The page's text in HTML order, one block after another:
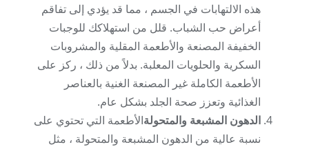
هذه الالتهابات في الجسم ، مما قد يؤدي إلى تفاقم
أعراض حب الشباب. قلل من استهلاكك للوجبات
الخفيفة المصنعة والأطعمة المقلية والمشروبات
السكرية والحلويات المعلبة. بدلاً من ذلك ، ركز على
الأطعمة الكاملة غير المصنعة الغنية بالعناصر
الغذائية وتعزز صحة الجلد بشكل عام.
الدهون المشبعة والمتحولةالأطعمة التي تحتوي على
نسبة عالية من الدهون المشبعة والمتحولة ، مثل